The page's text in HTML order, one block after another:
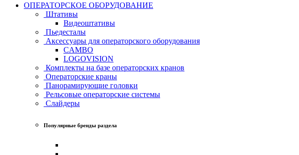
ОПЕРАТОРСКОЕ ОБОРУДОВАНИЕ
Штативы
Видеоштативы
Пьедесталы
Аксессуары для операторского оборудования
CAMBO
LOGOVISION
Комплекты на базе операторских кранов
Операторские краны
Панорамирующие головки
Рельсовые операторские системы
Слайдеры
Популярные бренды раздела